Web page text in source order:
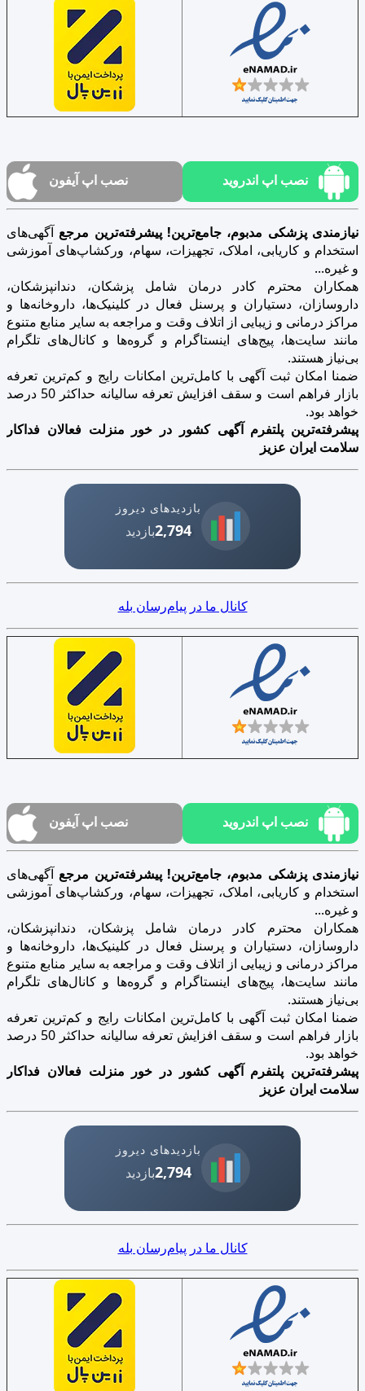
نصب اپ اندروید نصب اپ آیفون
نیازمندی پزشکی مدبوم، جامع‌ترین! پیشرفته‌ترین مرجع آگهی‌های
استخدام و کاریابی، املاک، تجهیزات، سهام، ورکشاپ‌های آموزشی
و غیره...
همکاران محترم کادر درمان شامل پزشکان، دندانپزشکان،
داروسازان، دستیاران و پرسنل فعال در کلینیک‌ها، داروخانه‌ها و
مراکز درمانی و زیبایی از اتلاف وقت و مراجعه به سایر منابع متنوع
مانند سایت‌ها، پیج‌های اینستاگرام و گروه‌ها و کانال‌های تلگرام
بی‌نیاز هستند.
ضمنا امکان ثبت آگهی با کامل‌ترین امکانات رایج و کم‌ترین تعرفه
بازار فراهم است و سقف افزایش تعرفه سالیانه حداکثر 50 درصد
خواهد بود.
پیشرفته‌ترین پلتفرم آگهی کشور در خور منزلت فعالان فداکار
سلامت ایران عزیز
بازدیدهای دیروز
2,794بازدید
کانال ما در پیام‌رسان بله
نصب اپ اندروید نصب اپ آیفون
نیازمندی پزشکی مدبوم، جامع‌ترین! پیشرفته‌ترین مرجع آگهی‌های
استخدام و کاریابی، املاک، تجهیزات، سهام، ورکشاپ‌های آموزشی
و غیره...
همکاران محترم کادر درمان شامل پزشکان، دندانپزشکان،
داروسازان، دستیاران و پرسنل فعال در کلینیک‌ها، داروخانه‌ها و
مراکز درمانی و زیبایی از اتلاف وقت و مراجعه به سایر منابع متنوع
مانند سایت‌ها، پیج‌های اینستاگرام و گروه‌ها و کانال‌های تلگرام
بی‌نیاز هستند.
ضمنا امکان ثبت آگهی با کامل‌ترین امکانات رایج و کم‌ترین تعرفه
بازار فراهم است و سقف افزایش تعرفه سالیانه حداکثر 50 درصد
خواهد بود.
پیشرفته‌ترین پلتفرم آگهی کشور در خور منزلت فعالان فداکار
سلامت ایران عزیز
بازدیدهای دیروز
2,794بازدید
کانال ما در پیام‌رسان بله